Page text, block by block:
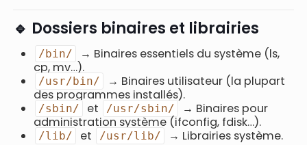
🔹 Dossiers binaires et librairies
/bin/
→ Binaires essentiels du système (ls,
cp, mv…).
/usr/bin/
→ Binaires utilisateur (la plupart
des programmes installés).
/sbin/ et /usr/sbin/
→ Binaires pour
administration système (ifconfig, fdisk…).
/lib/ et /usr/lib/ → Librairies système.